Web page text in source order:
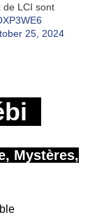
de LCI sont
25, 2024
Mystères,